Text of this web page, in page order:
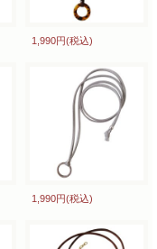
1,990円(税込)
1,990円(税込)